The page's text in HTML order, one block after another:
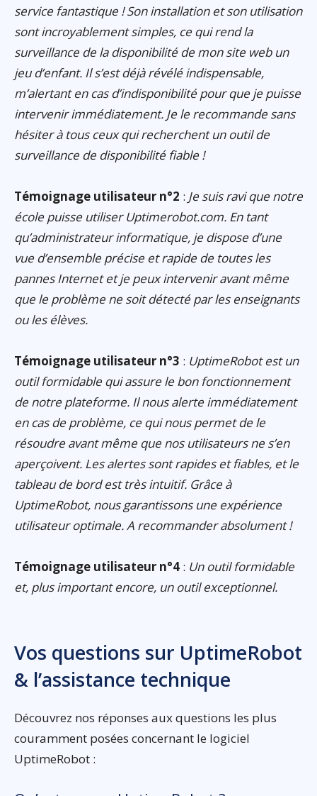
service fantastique ! Son installation et son utilisation
sont incroyablement simples, ce qui rend la
surveillance de la disponibilité de mon site web un
jeu d’enfant. Il s’est déjà révélé indispensable,
m’alertant en cas d’indisponibilité pour que je puisse
intervenir immédiatement. Je le recommande sans
hésiter à tous ceux qui recherchent un outil de
surveillance de disponibilité fiable !
Témoignage utilisateur n°2 : Je suis ravi que notre
école puisse utiliser Uptimerobot.com. En tant
qu’administrateur informatique, je dispose d’une
vue d’ensemble précise et rapide de toutes les
pannes Internet et je peux intervenir avant même
que le problème ne soit détecté par les enseignants
ou les élèves.
Témoignage utilisateur n°3 : UptimeRobot est un
outil formidable qui assure le bon fonctionnement
de notre plateforme. Il nous alerte immédiatement
en cas de problème, ce qui nous permet de le
résoudre avant même que nos utilisateurs ne s’en
aperçoivent. Les alertes sont rapides et fiables, et le
tableau de bord est très intuitif. Grâce à
UptimeRobot, nous garantissons une expérience
utilisateur optimale. A recommander absolument !
Témoignage utilisateur n°4 : Un outil formidable
et, plus important encore, un outil exceptionnel.
Vos questions sur UptimeRobot
& l’assistance technique
Découvrez nos réponses aux questions les plus
couramment posées concernant le logiciel
UptimeRobot :